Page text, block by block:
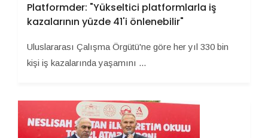
Platformder: "Yükseltici platformlarla iş
kazalarının yüzde 41'i önlenebilir"
Uluslararası Çalışma Örgütü'ne göre her yıl 330 bin
kişi iş kazalarında yaşamını ...